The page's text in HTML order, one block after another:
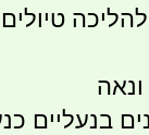
בנעליים